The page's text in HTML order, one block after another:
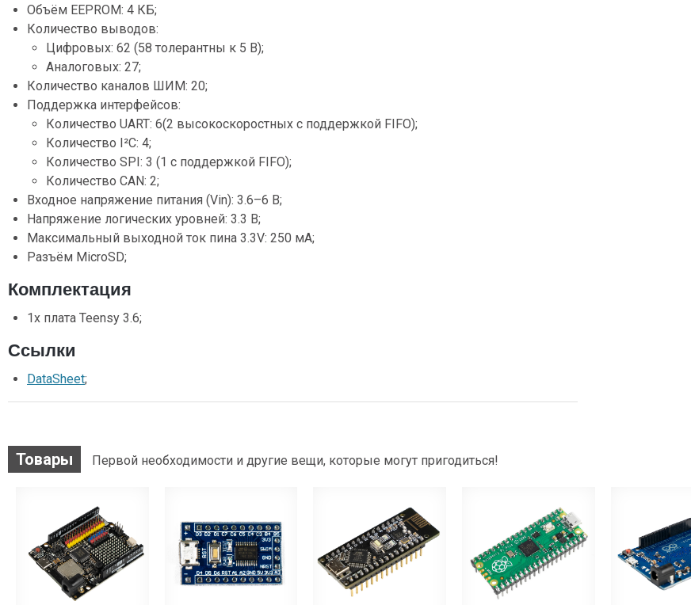
Объём EEPROM: 4 КБ;
Количество выводов:
Цифровых: 62 (58 толерантны к 5 В);
Аналоговых: 27;
Количество каналов ШИМ: 20;
Поддержка интерфейсов:
Количество UART: 6(2 высокоскоростных с поддержкой FIFO);
Количество I²C: 4;
Количество SPI: 3 (1 с поддержкой FIFO);
Количество CAN: 2;
Входное напряжение питания (Vin): 3.6–6 В;
Напряжение логических уровней: 3.3 В;
Максимальный выходной ток пина 3.3V: 250 мА;
Разъём MicroSD;
Комплектация
1х плата Teensy 3.6;
Ссылки
DataSheet;
Товары Первой необходимости и другие вещи, которые могут пригодиться!